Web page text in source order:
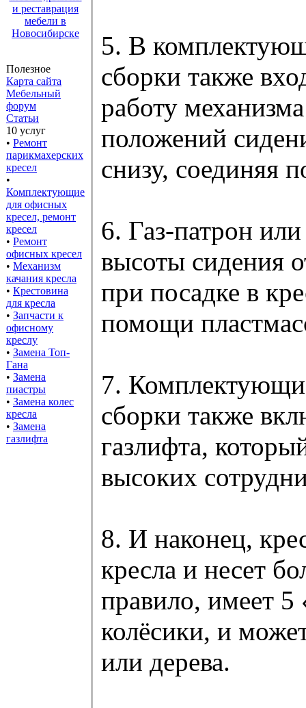
Полезное
Карта сайта
Мебельный
форум
Статьи
10 услуг
• Ремонт
парикмахерских
кресел
•
Комплектующие
для офисных
кресел, ремонт
кресел
• Ремонт
офисных кресел
• Механизм
качания кресла
• Крестовина
для кресла
• Запчасти к
офисному
креслу
• Замена Топ-
Гана
• Замена
пиастры
• Замена колес
кресла
• Замена
газлифта
5. В
сборки также
работу
положений
снизу, соединяя
6. Газ-патрон
высоты сидения
при посадке в
помощи
7.
сборки также
газлифта,
высоких
8. И наконец,
кресла и несет
правило, имеет
колёсики, и
или дерева.